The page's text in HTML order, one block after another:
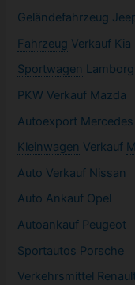
Geländefahrzeug
Fahrzeug Verkauf Kia
Sportwagen
PKW Verkauf Mazda
Autoexport Mercedes
Kleinwagen Verkauf
Auto Verkauf Nissan
Auto Ankauf Opel
Autoankauf Peugeot
Sportautos Porsche
Verkehrsmittel